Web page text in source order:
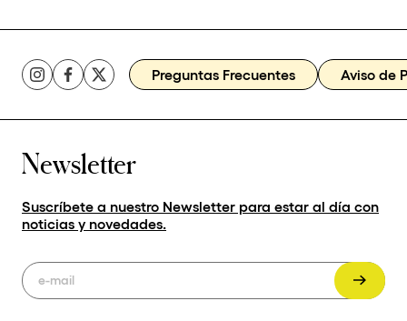
Preguntas Frecuentes Aviso de
Newsletter
Suscríbete a nuestro Newsletter para estar al día con
noticias y novedades.